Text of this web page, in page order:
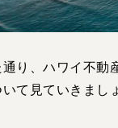
り、ハワイ不
て見ていきまし